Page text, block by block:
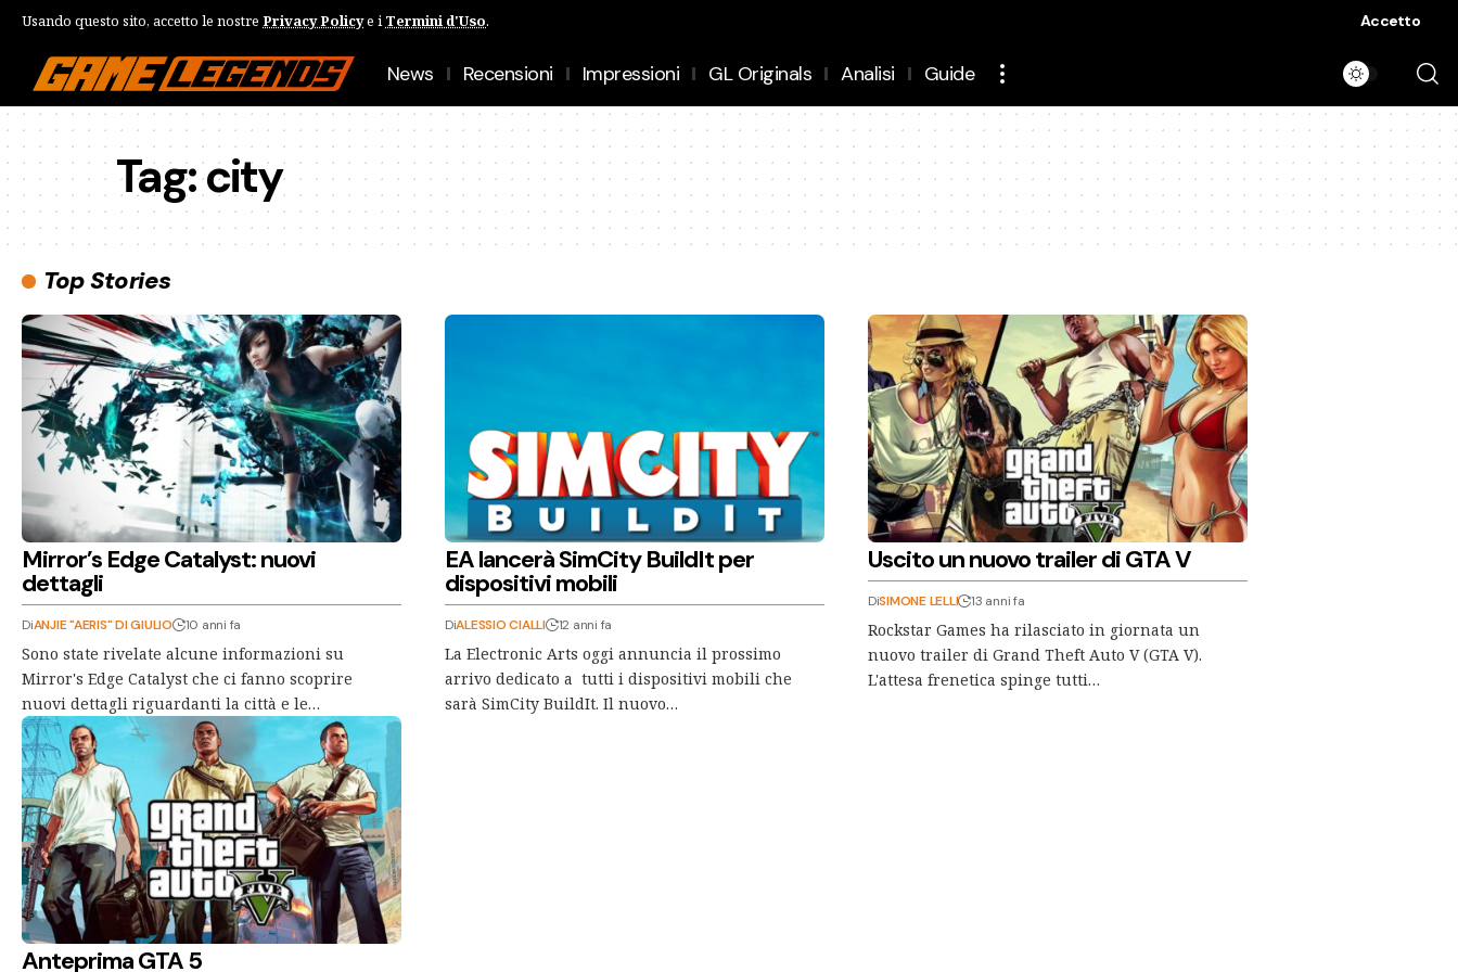
Usando questo sito, accetto le nostre Privacy Policye i Termini d'Uso. Accetto
News Recensioni Impressioni GL Originals Analisi Guide
Tag:city
Top Stories
Mirror’s Edge Catalyst: nuovi
dettagli
DiANJIE "AERIS" DI GIULIO 10 anni fa
Sono state rivelate alcune informazioni su
Mirror's Edge Catalyst che ci fanno scoprire
nuovi dettagli riguardanti la città e le…
EA lancerà SimCity BuildIt per
dispositivi mobili
DiALESSIO CIALLI 12 anni fa
La Electronic Arts oggi annuncia il prossimo
arrivo dedicato a tutti i dispositivi mobili che
sarà SimCity BuildIt. Il nuovo…
Uscito un nuovo trailer di GTA V
DiSIMONE LELLI 13 anni fa
Rockstar Games ha rilasciato in giornata un
nuovo trailer di Grand Theft Auto V (GTA V).
L'attesa frenetica spinge tutti…
Anteprima GTA 5